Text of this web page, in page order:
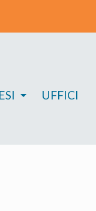
UFFICI